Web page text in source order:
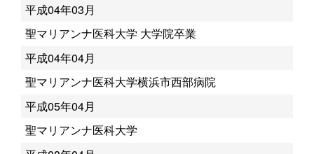
平成04年03月
聖マリアンナ医科大学 大学院卒業
平成04年04月
聖マリアンナ医科大学横浜市西部病院
平成05年04月
聖マリアンナ医科大学